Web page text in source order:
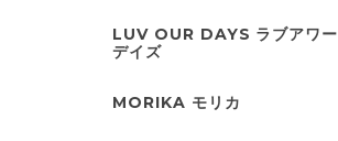
LUV OUR DAYS ラブアワー
デイズ
MORIKA モリカ